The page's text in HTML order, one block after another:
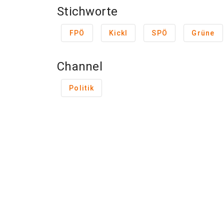
Stichworte
FPÖ Kickl SPÖ Grüne
Channel
Politik